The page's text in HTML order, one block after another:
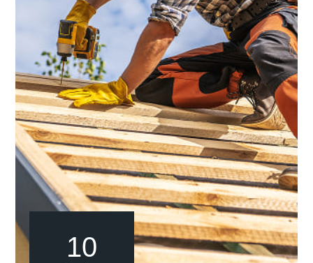
10